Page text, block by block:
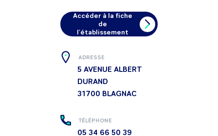
Accéder à la fiche
de
l'établissement
ADRESSE
5 AVENUE ALBERT
DURAND
31700 BLAGNAC
TÉLÉPHONE
05 34 66 50 39